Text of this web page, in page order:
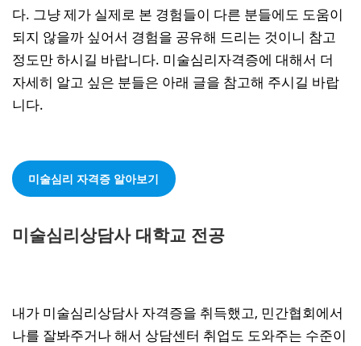
다. 그냥 제가 실제로 본 경험들이 다른 분들에도 도움이
되지 않을까 싶어서 경험을 공유해 드리는 것이니 참고
정도만 하시길 바랍니다. 미술심리자격증에 대해서 더
자세히 알고 싶은 분들은 아래 글을 참고해 주시길 바랍
니다.
미술심리 자격증 알아보기
미술심리상담사 대학교 전공
내가 미술심리상담사 자격증을 취득했고, 민간협회에서
나를 잘봐주거나 해서 상담센터 취업도 도와주는 수준이